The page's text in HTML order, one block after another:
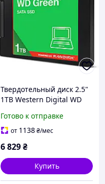
Твердотельный диск 2.5"
1TB Western Digital WD
545MB/s) (код 155191)
Готово к отправке
от 1138₴/мес
6 829₴
Купить